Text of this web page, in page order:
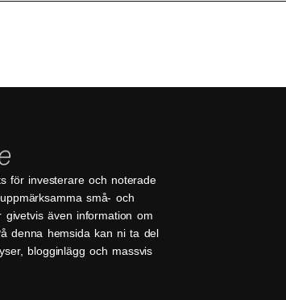
för investerare och noterade
små- och
även information om
denna hemsida kan ni ta del
blogginlägg och massvis